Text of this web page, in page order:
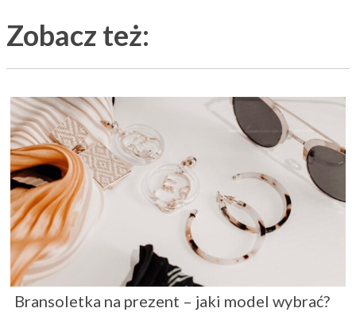
Zobacz też:
Bransoletka na prezent – jaki model wybrać?